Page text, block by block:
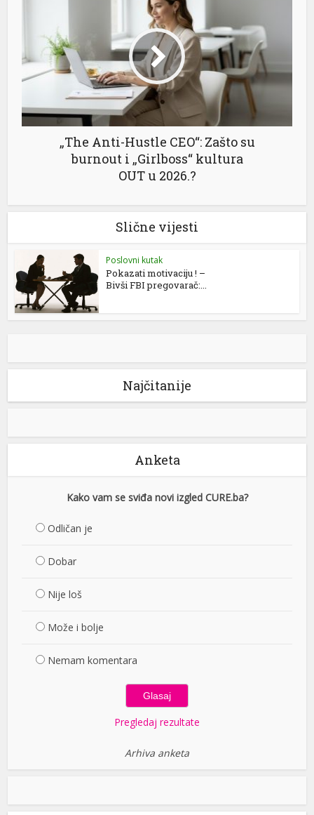
„The Anti-Hustle CEO“: Zašto su
burnout i „Girlboss“ kultura
OUT u 2026.?
Slične vijesti
Poslovni kutak
Pokazati motivaciju ! –
Bivši FBI pregovarač:...
Najčitanije
Anketa
Kako vam se sviđa novi izgled CURE.ba?
Odličan je
Dobar
Nije loš
Može i bolje
Nemam komentara
Pregledaj rezultate
Arhiva anketa